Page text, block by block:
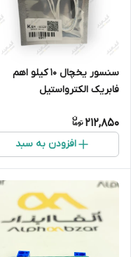
سنسور یخچال 10 کیلو اهم
فابریک الکترواستیل
212,850
افزودن به سبد